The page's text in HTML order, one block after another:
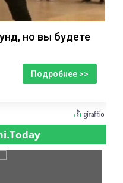
но вы будете
Подробнее >>